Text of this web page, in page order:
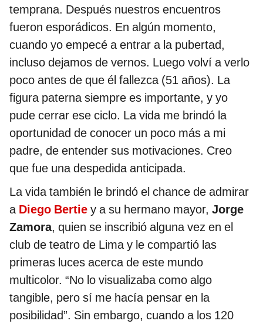
temprana. Después nuestros encuentros
fueron esporádicos. En algún momento,
cuando yo empecé a entrar a la pubertad,
incluso dejamos de vernos. Luego volví a verlo
poco antes de que él fallezca (51 años). La
figura paterna siempre es importante, y yo
pude cerrar ese ciclo. La vida me brindó la
oportunidad de conocer un poco más a mi
padre, de entender sus motivaciones. Creo
que fue una despedida anticipada.
La vida también le brindó el chance de admirar
a Diego Bertie y a su hermano mayor, Jorge
Zamora, quien se inscribió alguna vez en el
club de teatro de Lima y le compartió las
primeras luces acerca de este mundo
multicolor. “No lo visualizaba como algo
tangible, pero sí me hacía pensar en la
posibilidad”. Sin embargo, cuando a los 120